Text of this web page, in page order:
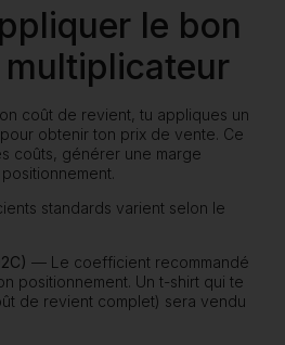
le bon
coût de revient, tu appliques un
obtenir ton prix de vente. Ce
coûts, générer une marge
standards varient selon le
— Le coefficient recommandé
positionnement. Un t-shirt qui te
de revient complet) sera vendu
COMMANDE!
DE L'OFFRE - 10%